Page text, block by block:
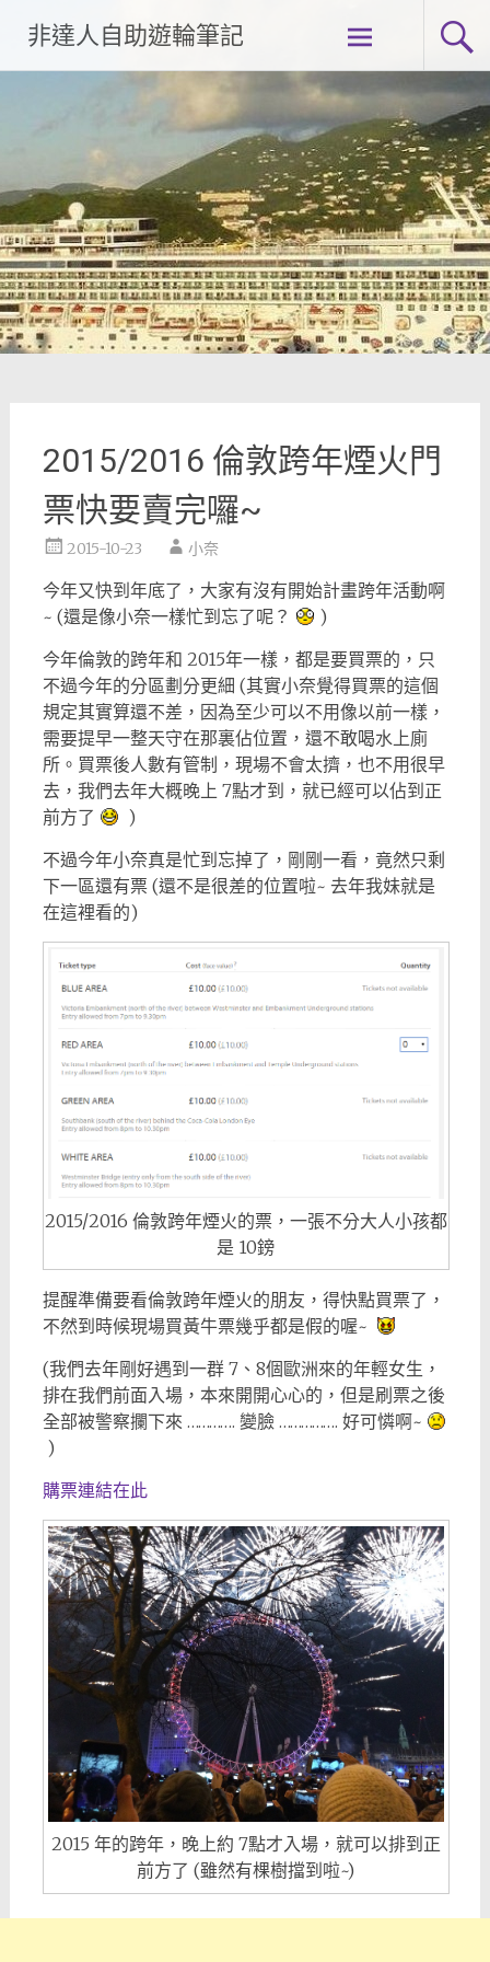
content
非達人自助遊輪筆記
2015/2016 倫敦跨年煙火門
票快要賣完囉~
2015-10-23 小奈
今年又快到年底了，大家有沒有開始計畫跨年活動啊
~ (還是像小奈一樣忙到忘了呢？
)
今年倫敦的跨年和 2015年一樣，都是要買票的，只
不過今年的分區劃分更細 (其實小奈覺得買票的這個
規定其實算還不差，因為至少可以不用像以前一樣，
需要提早一整天守在那裏佔位置，還不敢喝水上廁
所。買票後人數有管制，現場不會太擠，也不用很早
去，我們去年大概晚上 7點才到，就已經可以佔到正
前方了
)
不過今年小奈真是忙到忘掉了，剛剛一看，竟然只剩
下一區還有票 (還不是很差的位置啦~ 去年我妹就是
在這裡看的)
2015/2016 倫敦跨年煙火的票，一張不分大人小孩都
是 10鎊
提醒準備要看倫敦跨年煙火的朋友，得快點買票了，
不然到時候現場買黃牛票幾乎都是假的喔~
(我們去年剛好遇到一群 7、8個歐洲來的年輕女生，
排在我們前面入場，本來開開心心的，但是刷票之後
全部被警察攔下來 …………. 變臉 ……………. 好可憐啊~
)
購票連結在此
2015 年的跨年，晚上約 7點才入場，就可以排到正
前方了 (雖然有棵樹擋到啦~)